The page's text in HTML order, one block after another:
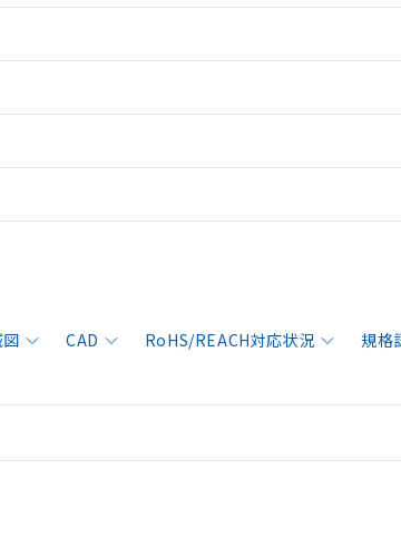
CAD RoHS/REACH対応状況 規格